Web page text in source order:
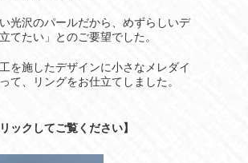
い光沢のパールだから、めずらしいデ
てたい」とのご要望でした。
を施したデザインに小さなメレダイ
て、リングをお仕立てしました。
ックしてご覧ください】